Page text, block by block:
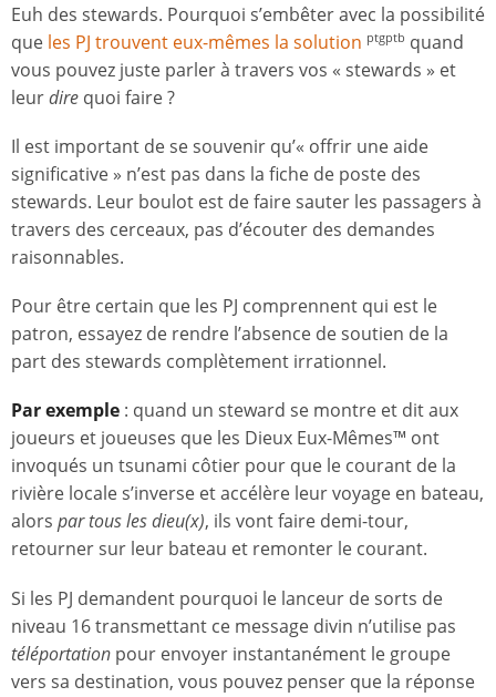
Euh des stewards. Pourquoi s’embêter avec la possibilité
que les PJ trouvent eux-mêmes la solution ptgptb quand
vous pouvez juste parler à travers vos « stewards » et
leurdire quoi faire ?
Il est important de se souvenir qu’« offrir une aide
significative » n’est pas dans la fiche de poste des
stewards. Leur boulot est de faire sauter les passagers à
travers des cerceaux, pas d’écouter des demandes
raisonnables.
Pour être certain que les PJ comprennent qui est le
patron, essayez de rendre l’absence de soutien de la
part des stewards complètement irrationnel.
Par exemple : quand un steward se montre et dit aux
joueurs et joueuses que les Dieux Eux-Mêmes™ ont
invoqués un tsunami côtier pour que le courant de la
rivière locale s’inverse et accélère leur voyage en bateau,
alors par tous les dieu(x), ils vont faire demi-tour,
retourner sur leur bateau et remonter le courant.
Si les PJ demandent pourquoi le lanceur de sorts de
niveau 16 transmettant ce message divin n’utilise pas
téléportation pour envoyer instantanément le groupe
vers sa destination, vous pouvez penser que la réponse